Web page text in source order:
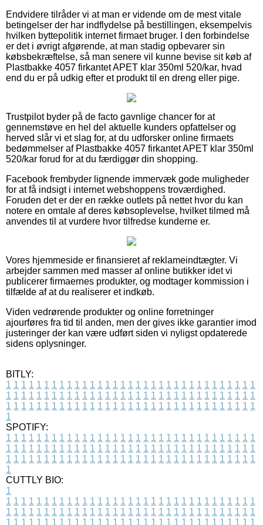
Endvidere tilråder vi at man er vidende om de mest vitale
betingelser der har indflydelse på bestillingen, eksempelvis
hvilken byttepolitik internet firmaet bruger. I den forbindelse
er det i øvrigt afgørende, at man stadig opbevarer sin
købsbekræftelse, så man senere vil kunne bevise sit køb af
Plastbakke 4057 firkantet APET klar 350ml 520/kar, hvad
end du er på udkig efter et produkt til en dreng eller pige.
Trustpilot byder på de facto gavnlige chancer for at
gennemstøve en hel del aktuelle kunders opfattelser og
herved slår vi et slag for, at du udforsker online firmaets
bedømmelser af Plastbakke 4057 firkantet APET klar 350ml
520/kar forud for at du færdiggør din shopping.
Facebook frembyder lignende immervæk gode muligheder
for at få indsigt i internet webshoppens troværdighed.
Foruden det er der en række outlets på nettet hvor du kan
notere en omtale af deres købsoplevelse, hvilket tilmed må
anvendes til at vurdere hvor tilfredse kunderne er.
Vores hjemmeside er finansieret af reklameindtægter. Vi
arbejder sammen med masser af online butikker idet vi
publicerer firmaernes produkter, og modtager kommission i
tilfælde af at du realiserer et indkøb.
Viden vedrørende produkter og online forretninger
ajourføres fra tid til anden, men der gives ikke garantier imod
justeringer der kan være udført siden vi nyligst opdaterede
sidens oplysninger.
BITLY:
1 1 1 1 1 1 1 1 1 1 1 1 1 1 1 1 1 1 1 1 1 1 1 1 1 1 1 1 1 1 1 1 1
1 1 1 1 1 1 1 1 1 1 1 1 1 1 1 1 1 1 1 1 1 1 1 1 1 1 1 1 1 1 1 1 1
1 1 1 1 1 1 1 1 1 1 1 1 1 1 1 1 1 1 1 1 1 1 1 1 1 1 1 1 1 1 1 1 1
1
SPOTIFY:
1 1 1 1 1 1 1 1 1 1 1 1 1 1 1 1 1 1 1 1 1 1 1 1 1 1 1 1 1 1 1 1 1
1 1 1 1 1 1 1 1 1 1 1 1 1 1 1 1 1 1 1 1 1 1 1 1 1 1 1 1 1 1 1 1 1
1 1 1 1 1 1 1 1 1 1 1 1 1 1 1 1 1 1 1 1 1 1 1 1 1 1 1 1 1 1 1 1 1
1
CUTTLY BIO:
1
1 1 1 1 1 1 1 1 1 1 1 1 1 1 1 1 1 1 1 1 1 1 1 1 1 1 1 1 1 1 1 1 1
1 1 1 1 1 1 1 1 1 1 1 1 1 1 1 1 1 1 1 1 1 1 1 1 1 1 1 1 1 1 1 1 1
1 1 1 1 1 1 1 1 1 1 1 1 1 1 1 1 1 1 1 1 1 1 1 1 1 1 1 1 1 1 1 1 1